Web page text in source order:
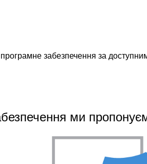
програмне забезпечення за
ми